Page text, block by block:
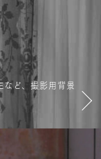
など、撮影用背景